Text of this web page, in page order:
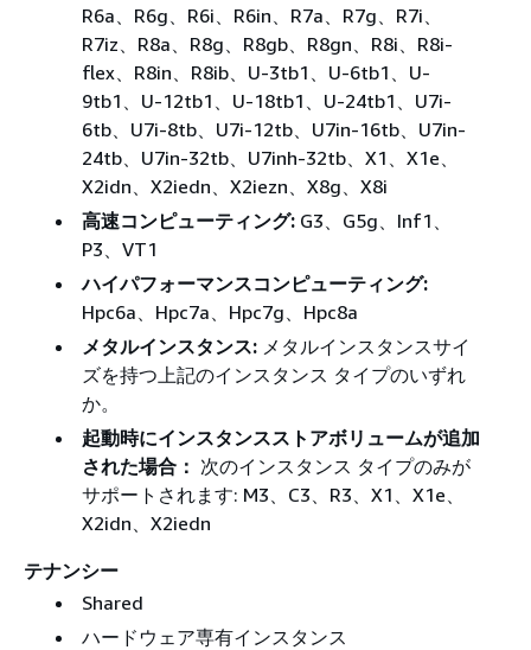
R6a、R6g、R6i、R6in、R7a、R7g、R7i、
R7iz、R8a、R8g、R8gb、R8gn、R8i、R8i-
flex、R8in、R8ib、U-3tb1、U-6tb1、U-
9tb1、U-12tb1、U-18tb1、U-24tb1、U7i-
6tb、U7i-8tb、U7i-12tb、U7in-16tb、U7in-
24tb、U7in-32tb、U7inh-32tb、X1、X1e、
X2idn、X2iedn、X2iezn、X8g、X8i
高速コンピューティング:G3、G5g、Inf1、
P3、VT1
ハイパフォーマンスコンピューティング:
Hpc6a、Hpc7a、Hpc7g、Hpc8a
メタルインスタンス:メタルインスタンスサイ
ズを持つ上記のインスタンス タイプのいずれ
か。
起動時にインスタンスストアボリュームが追加
された場合： 次のインスタンス タイプのみが
サポートされます: M3、C3、R3、X1、X1e、
X2idn、X2iedn
テナンシー
Shared
ハードウェア専有インスタンス